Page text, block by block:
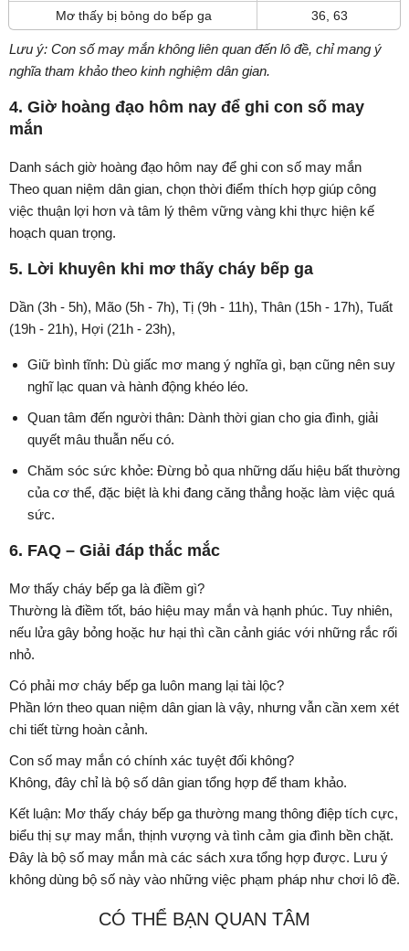
Mơ thấy bị bỏng do bếp ga
36, 63
Lưu ý: Con số may mắn không liên quan đến lô đề, chỉ mang ý
nghĩa tham khảo theo kinh nghiệm dân gian.
4. Giờ hoàng đạo hôm nay để ghi con số may
mắn
Danh sách giờ hoàng đạo hôm nay để ghi con số may mắn
Theo quan niệm dân gian, chọn thời điểm thích hợp giúp công
việc thuận lợi hơn và tâm lý thêm vững vàng khi thực hiện kế
hoạch quan trọng.
5. Lời khuyên khi mơ thấy cháy bếp ga
Dần (3h - 5h), Mão (5h - 7h), Tị (9h - 11h), Thân (15h - 17h), Tuất
(19h - 21h), Hợi (21h - 23h),
Giữ bình tĩnh: Dù giấc mơ mang ý nghĩa gì, bạn cũng nên suy
nghĩ lạc quan và hành động khéo léo.
Quan tâm đến người thân: Dành thời gian cho gia đình, giải
quyết mâu thuẫn nếu có.
Chăm sóc sức khỏe: Đừng bỏ qua những dấu hiệu bất thường
của cơ thể, đặc biệt là khi đang căng thẳng hoặc làm việc quá
sức.
6. FAQ – Giải đáp thắc mắc
Mơ thấy cháy bếp ga là điềm gì?
Thường là điềm tốt, báo hiệu may mắn và hạnh phúc. Tuy nhiên,
nếu lửa gây bỏng hoặc hư hại thì cần cảnh giác với những rắc rối
nhỏ.
Có phải mơ cháy bếp ga luôn mang lại tài lộc?
Phần lớn theo quan niệm dân gian là vậy, nhưng vẫn cần xem xét
chi tiết từng hoàn cảnh.
Con số may mắn có chính xác tuyệt đối không?
Không, đây chỉ là bộ số dân gian tổng hợp để tham khảo.
Kết luận: Mơ thấy cháy bếp ga thường mang thông điệp tích cực,
biểu thị sự may mắn, thịnh vượng và tình cảm gia đình bền chặt.
Đây là bộ số may mắn mà các sách xưa tổng hợp được. Lưu ý
không dùng bộ số này vào những việc phạm pháp như chơi lô đề.
CÓ THỂ BẠN QUAN TÂM